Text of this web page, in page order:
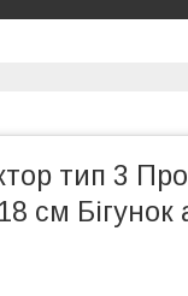
тип 3
см Бігунок